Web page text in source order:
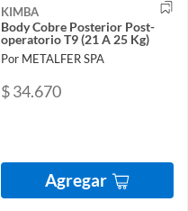
KIMBA
Body Cobre Posterior Post-
operatorio T9 (21 A 25 Kg)
Por METALFER SPA
$ 34.670
Agregar